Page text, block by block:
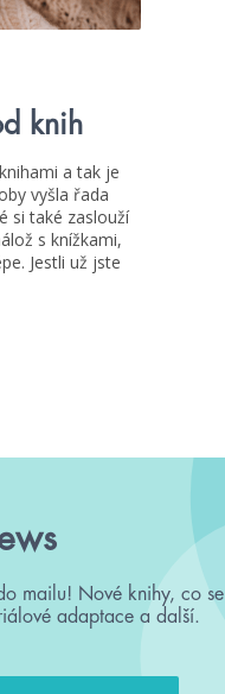
knih
a tak je
vyšla řada
si také zaslouží
s knížkami,
Jestli už jste
mailu! Nové knihy, co se
adaptace a další.